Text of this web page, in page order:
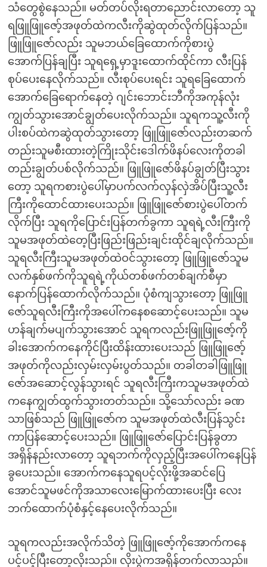
သံတွေစွဲနေသည်။ မတ်တပ်လိုးရတာညောင်းလာတော့ သူ
ရဖြူဖြူဇော့်အဖုတ်ထဲကလီးကိုဆွဲထုတ်လိုက်ပြန်သည်။
ဖြူဖြူဇော်လည်း သူမဘယ်ခြေထောက်ကိုစားပွဲ
အောက်ပြန်ချပြီး သူရရှေ့မှာဒူးထောက်ထိုင်ကာ လီးပြန်
စုပ်ပေးနေလိုက်သည်။ လီးစုပ်ပေးရင်း သူရခြေထောက်
အောက်ခြေရောက်နေတဲ့ ဂျင်းဘောင်းဘီကိုအကုန်လုံး
ကျွတ်သွားအောင်ချွတ်ပေးလိုက်သည်။ သူရကသူ့လီးကို
ပါးစပ်ထဲကဆွဲထုတ်သွားတော့ ဖြူဖြူဇော်လည်းတဆက်
တည်းသူမစီးထားတဲ့ကြိုးသိုင်းဒေါက်ဖိနပ်လေးကိုတခါ
တည်းချွတ်ပစ်လိုက်သည်။ ဖြူဖြူဇော်ဖိနပ်ချွတ်ပြီးသွား
တော့ သူရကစားပွဲပေါ်မှာပက်လက်လှန်လှဲအိပ်ပြီးသူ့လီး
ကြီးကိုထောင်ထားပေးသည်။ ဖြူဖြူဇော်စားပွဲပေါ်တက်
လိုက်ပြီး သူရကိုပြောင်းပြန်တက်ခွကာ သူရရဲ့လီးကြီးကို
သူမအဖုတ်ထဲတေ့ပြီးဖြည်းဖြည်းချင်းထိုင်ချလိုက်သည်။
သူရလီးကြီးသူမအဖုတ်ထဲဝင်သွားတော့ ဖြူဖြူဇော်သူမ
လက်နှစ်ဖက်ကိုသူရရဲ့ကိုယ်တစ်ဖက်တစ်ချက်စီမှာ
နောက်ပြန်ထောက်လိုက်သည်။ ပုံစံကျသွားတော့ ဖြူဖြူ
ဇော်သူရလီးကြီးကိုအပေါ်ကနေစဆောင့်ပေးသည်။ သူမ
ဟန်ချက်မပျက်သွားအောင် သူရကလည်းဖြူဖြူဇော့်ကို
ခါးအောက်ကနေကိုင်ပြီးထိန်းထားပေးသည် ဖြူဖြူဇော့်
အဖုတ်ကိုလည်းလှမ်းလှမ်းပွတ်သည်။ တခါတခါဖြူဖြူ
ဇော်အဆောင့်လွန်သွားရင် သူရလီးကြီးကသူမအဖုတ်ထဲ
ကနေကျွတ်ထွက်သွားတတ်သည်။ သို့သော်လည်း ခဏ
သာဖြစ်သည် ဖြူဖြူဇော်က သူမအဖုတ်ထဲလီးပြန်သွင်း
ကာပြန်ဆောင့်ပေးသည်။ ဖြူဖြူဇော်ပြောင်းပြန်ခွတာ
အရှိန်နည်းလာတော့ သူရဘက်ကိုလှည့်ပြီးအပေါ်ကနေပြန်
ခွပေးသည်။ အောက်ကနေသူရပင့်လိုးဖို့အဆင်ပြေ
အောင်သူမဖင်ကိုအသာလေးမြောက်ထားပေးပြီး လေး
ဘက်ထောက်ပုံစံနှင့်နေပေးလိုက်သည်။
သူရကလည်းအလိုက်သိတဲ့ ဖြူဖြူဇော့်ကိုအောက်ကနေ
ပင့်ပင့်ပြီးတော့လိုးသည်။ လိုးပွဲကအရှိန်တက်လာသည်။